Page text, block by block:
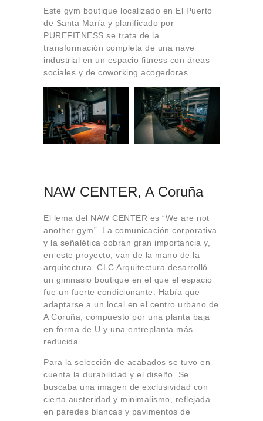
Este gym boutique localizado en El Puerto
de Santa María y planificado por
PUREFITNESS se trata de la
transformación completa de una nave
industrial en un espacio fitness con áreas
sociales y de coworking acogedoras.
NAW CENTER, A Coruña
El lema del NAW CENTER es “We are not
another gym”. La comunicación corporativa
y la señalética cobran gran importancia y,
en este proyecto, van de la mano de la
arquitectura. CLC Arquitectura desarrolló
un gimnasio boutique en el que el espacio
fue un fuerte condicionante. Había que
adaptarse a un local en el centro urbano de
A Coruña, compuesto por una planta baja
en forma de U y una entreplanta más
reducida.
Para la selección de acabados se tuvo en
cuenta la durabilidad y el diseño. Se
buscaba una imagen de exclusividad con
cierta austeridad y minimalismo, reflejada
en paredes blancas y pavimentos de